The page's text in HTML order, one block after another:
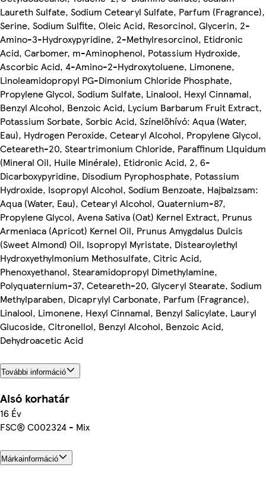
Laureth Sulfate, Sodium Cetearyl Sulfate, Parfum (Fragrance),
Serine, Sodium Sulfite, Oleic Acid, Resorcinol, Glycerin, 2-
Amino-3-Hydroxypyridine, 2-Methylresorcinol, Etidronic
Acid, Carbomer, m-Aminophenol, Potassium Hydroxide,
Ascorbic Acid, 4-Amino-2-Hydroxytoluene, Limonene,
Linoleamidopropyl PG-Dimonium Chloride Phosphate,
Propylene Glycol, Sodium Sulfate, Linalool, Hexyl Cinnamal,
Benzyl Alcohol, Benzoic Acid, Lycium Barbarum Fruit Extract,
Potassium Sorbate, Sorbic Acid, Színelőhívó: Aqua (Water,
Eau), Hydrogen Peroxide, Cetearyl Alcohol, Propylene Glycol,
Ceteareth-20, Steartrimonium Chloride, Paraffinum LIquidum
(Mineral Oil, Huile Minérale), Etidronic Acid, 2, 6-
Dicarboxypyridine, Disodium Pyrophosphate, Potassium
Hydroxide, Isopropyl Alcohol, Sodium Benzoate, Hajbalzsam:
Aqua (Water, Eau), Cetearyl Alcohol, Quaternium-87,
Propylene Glycol, Avena Sativa (Oat) Kernel Extract, Prunus
Armeniaca (Apricot) Kernel Oil, Prunus Amygdalus Dulcis
(Sweet Almond) Oil, Isopropyl Myristate, Distearoylethyl
Hydroxyethylmonium Methosulfate, Citric Acid,
Phenoxyethanol, Stearamidopropyl Dimethylamine,
Polyquaternium-37, Ceteareth-20, Glyceryl Stearate, Sodium
Methylparaben, Dicaprylyl Carbonate, Parfum (Fragrance),
Linalool, Limonene, Hexyl Cinnamal, Benzyl Salicylate, Lauryl
Glucoside, Citronellol, Benzyl Alcohol, Benzoic Acid,
Dehydroacetic Acid
További információ
Alsó korhatár
16 Év
FSC® C002324 - Mix
Márkainformáció